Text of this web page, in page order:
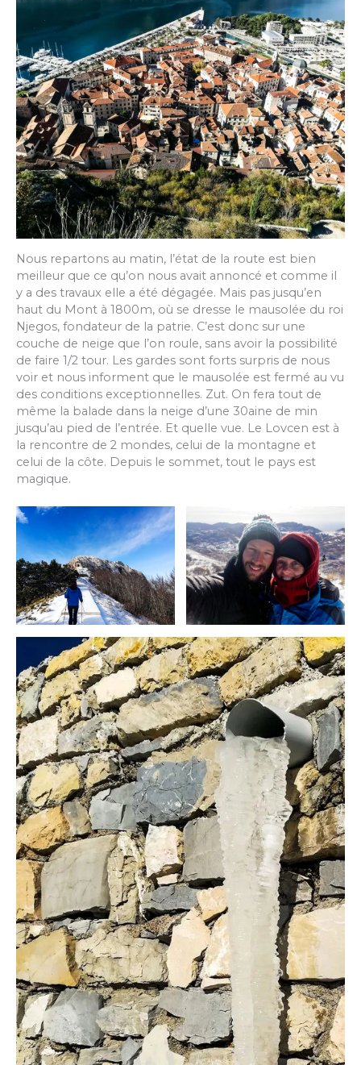
Nous repartons au matin, l’état de la route est bien
meilleur que ce qu’on nous avait annoncé et comme il
y a des travaux elle a été dégagée. Mais pas jusqu’en
haut du Mont à 1800m, où se dresse le mausolée du roi
Njegos, fondateur de la patrie. C’est donc sur une
couche de neige que l’on roule, sans avoir la possibilité
de faire 1/2 tour. Les gardes sont forts surpris de nous
voir et nous informent que le mausolée est fermé au vu
des conditions exceptionnelles. Zut. On fera tout de
même la balade dans la neige d’une 30aine de min
jusqu’au pied de l’entrée. Et quelle vue. Le Lovcen est à
la rencontre de 2 mondes, celui de la montagne et
celui de la côte. Depuis le sommet, tout le pays est
magique.